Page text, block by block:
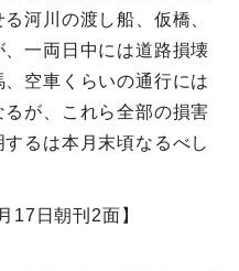
河川の渡し船、仮橋、
一両日中には道路損壊
空車くらいの通行には
が、これら全部の損害
るは本月末頃なるべし
17日朝刊2面】